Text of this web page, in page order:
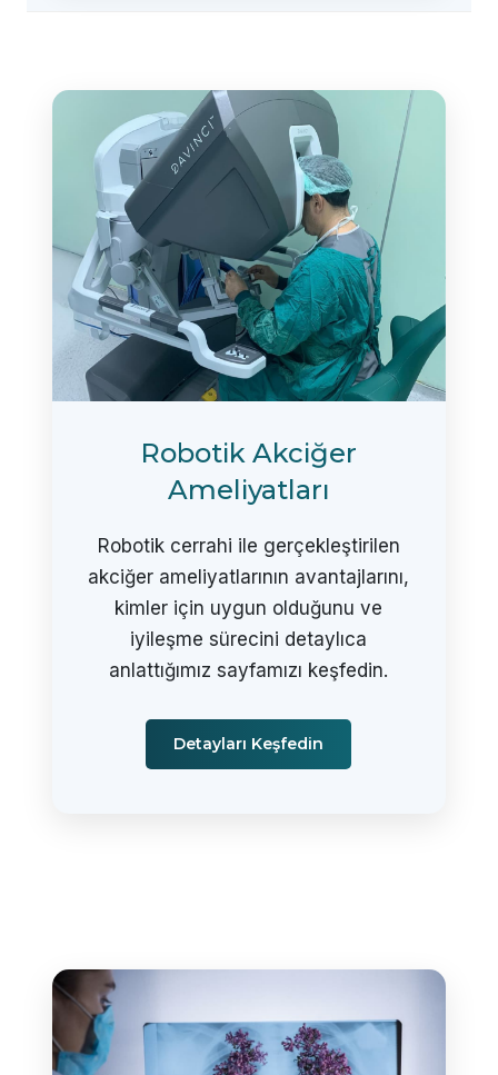
Robotik Akciğer
Ameliyatları
Robotik cerrahi ile gerçekleştirilen
akciğer ameliyatlarının avantajlarını,
kimler için uygun olduğunu ve
iyileşme sürecini detaylıca
anlattığımız sayfamızı keşfedin.
Detayları Keşfedin